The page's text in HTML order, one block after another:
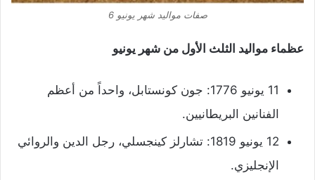
صفات مواليد شهر يونيو 6
عظماء مواليد الثلث الأول من شهر يونيو
11 يونيو 1776: جون كونستابل، واحداً من أعظم
الفنانين البريطانيين.
12 يونيو 1819: تشارلز كينجسلي، رجل الدين والروائي
الإنجليزي.